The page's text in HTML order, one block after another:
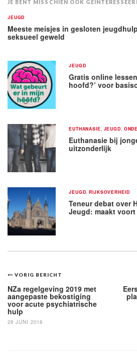
JE BENT MISSCHIEN OOK
JEUGD
Meeste meisjes in gesloten
seksueel geweld
JEUGD
Gratis online
hoofd?’ voor
EUTHANASIE JEUGD
Euthanasie bij
uitzonderlijk
JEUGD ,RIJKSOVERHEID
Teneur debat over
Jeugd: maakt voort
Bericht
navigatie
VORIG BERICHT
NZa regelgeving 2019 met
aangepaste bekostiging
voor acute psychiatrische
hulp
28 JUNI 2018